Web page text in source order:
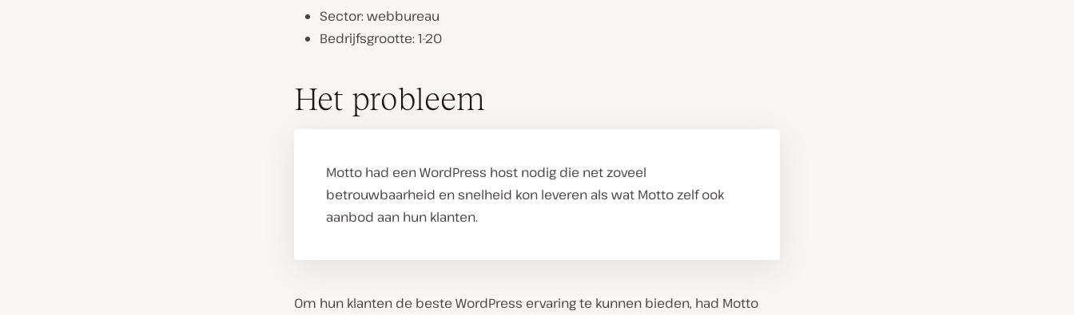
s
e
Sector: webbureau
Bedrijfsgrootte: 1-20
Het probleem
Motto had een WordPress host nodig die net zoveel
betrouwbaarheid en snelheid kon leveren als wat Motto zelf ook
aanbod aan hun klanten.
Om hun klanten de beste WordPress ervaring te kunnen bieden, had Motto